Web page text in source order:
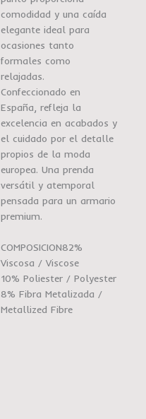
comodidad y una caída
elegante ideal para
ocasiones tanto
formales como
relajadas.
Confeccionado en
España, refleja la
excelencia en acabados y
el cuidado por el detalle
propios de la moda
europea. Una prenda
versátil y atemporal
pensada para un armario
premium.
COMPOSICION82%
Viscosa / Viscose
10% Poliester / Polyester
8% Fibra Metalizada /
Metallized Fibre